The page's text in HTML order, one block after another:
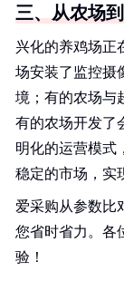
三、从农场
兴化的养鸡场正
场安装了监控摄
境；有的农场与
有的农场开发了
明化的运营模式
稳定的市场，实
爱采购从参数比
您省时省力。各
验！